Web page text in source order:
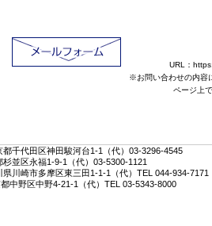
URL：
※お問い合わせの内容
ページ上
都千代田区神田駿河台1-1（代）03-3296-4545
並区永福1-9-1（代）03-5300-1121
県川崎市多摩区東三田1-1-1（代）TEL 044-934-7171
中野区中野4-21-1（代）TEL 03-5343-8000